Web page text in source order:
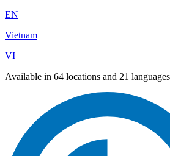
EN
Vietnam
VI
Available in 64 locations and 21 languages